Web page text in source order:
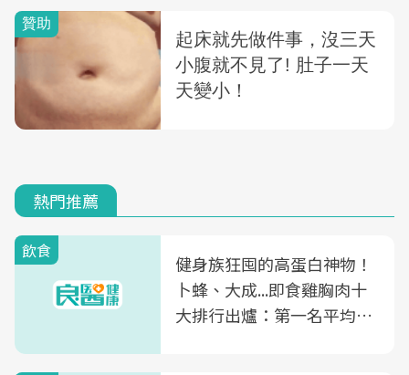
熱門推薦
飲食
健身族狂囤的高蛋白神物！
卜蜂、大成...即食雞胸肉十
大排行出爐：第一名平均一